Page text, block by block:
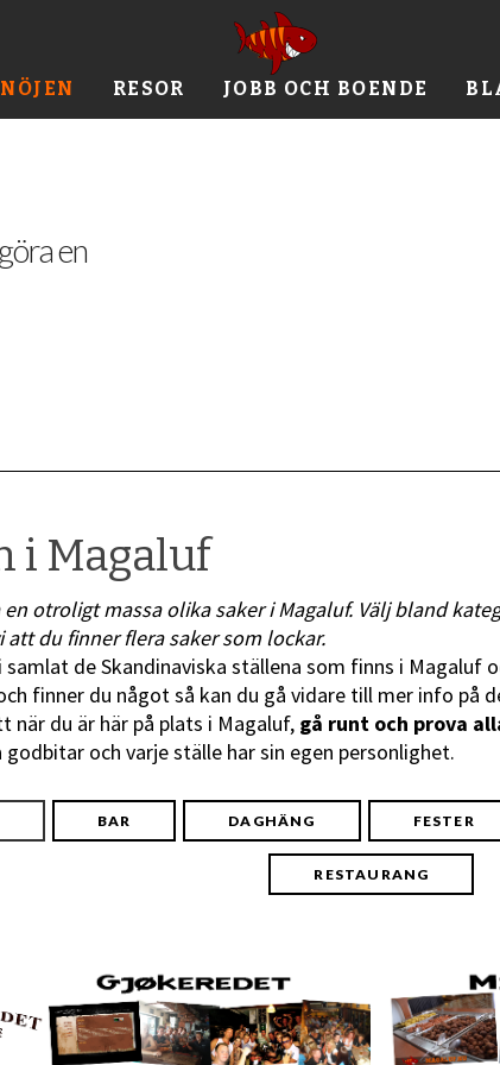
NÖJEN RESOR JOBB OCH BOENDE
en
i Magaluf
en otroligt massa olika saker i Magaluf. Välj bland
att du finner flera saker som lockar.
samlat de Skandinaviska ställena som finns i Magaluf
finner du något så kan du gå vidare till mer info på
när du är här på plats i Magaluf, gå runt och prova
godbitar och varje ställe har sin egen personlighet.
BAR DAGHÄNG FESTER
RESTAURANG